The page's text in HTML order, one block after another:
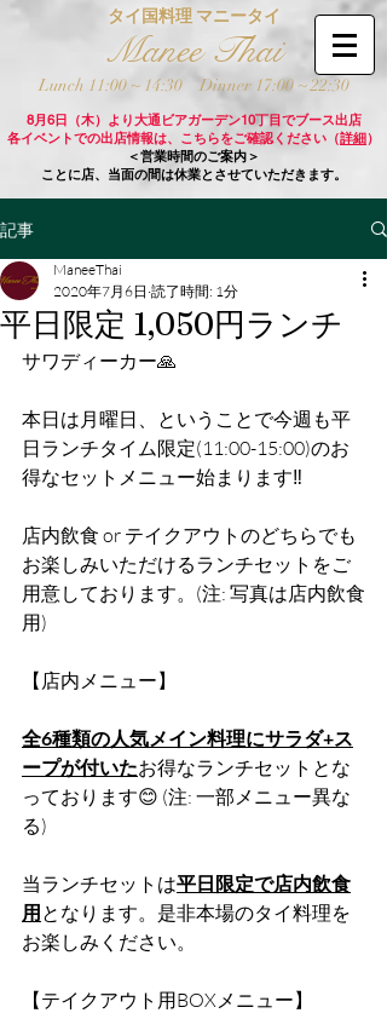
タイ国料理 マニータイ
Manee Thai
Lunch 11:00 ~ 14:30 Dinner 17:00 ~ 22:30
8月6日（木）より大通ビアガーデン10丁目でブース出店
各イベントでの出店情報は、こちらをご確認ください（詳細）
＜営業時間のご案内＞
ことに店、当面の間は休業とさせていただきます。
記事
平日限定 1,050円ランチ
ManeeThai
2020年7月6日 読了時間: 1分
サワディーカー🙏
本日は月曜日、ということで今週も平
日ランチタイム限定(11:00-15:00)のお
得なセットメニュー始まります‼️
店内飲食 or テイクアウトのどちらでも
お楽しみいただけるランチセットをご
用意しております。(注: 写真は店内飲食
用)
【店内メニュー】
全6種類の人気メイン料理にサラダ+ス
ープが付いたお得なランチセットとな
っております😊 (注: 一部メニュー異な
る)
当ランチセットは平日限定で店内飲食
用となります。是非本場のタイ料理を
お楽しみください。
【テイクアウト用BOXメニュー】